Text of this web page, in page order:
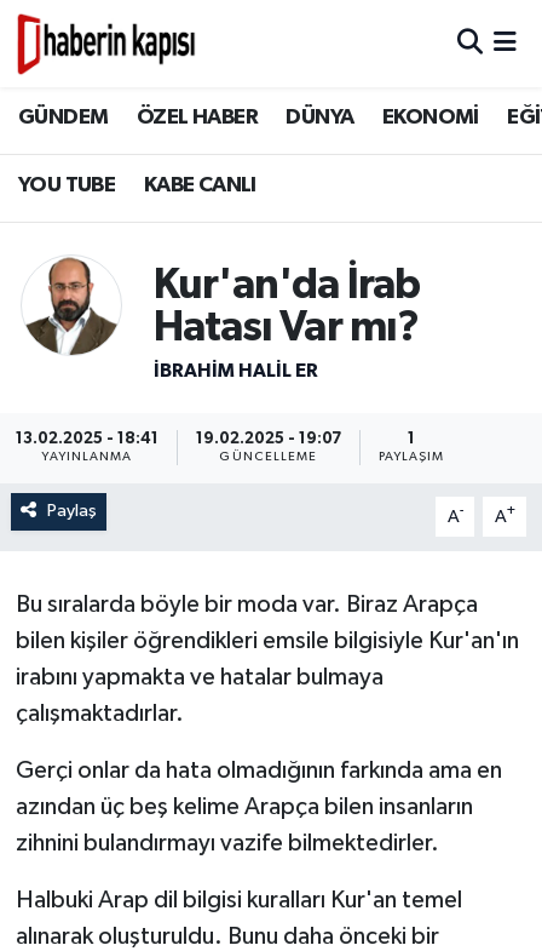
GÜNDEM ÖZEL HABER DÜNYA EKONOMİ
YOU TUBE KABE CANLI
Kur'an'da İrab
Hatası Var mı?
İBRAHIM HALIL ER
13.02.2025 - 18:41
YAYINLANMA
19.02.2025 - 19:07
GÜNCELLEME PAYLAŞIM
Paylaş A- A+
Bu sıralarda böyle bir moda var. Biraz Arapça
bilen kişiler öğrendikleri emsile bilgisiyle Kur'an'ın
irabını yapmakta ve hatalar bulmaya
çalışmaktadırlar.
Gerçi onlar da hata olmadığının farkında ama en
azından üç beş kelime Arapça bilen insanların
zihnini bulandırmayı vazife bilmektedirler.
Halbuki Arap dil bilgisi kuralları Kur'an temel
alınarak oluşturuldu. Bunu daha önceki bir
DÜNYA
EKONOMİ
GÜNDEM
İSLAM VE KÜLTÜR
KADIN AİLE
SAĞLIK
SPOR
TARİH
TASAVVUF
YAŞAM VE ÇEVRE
ÖZEL HABER
EKONOMİ
EĞİTİM
İSLAM VE KÜLTÜR
Trafik Durumu
Tüm Manşetler
Son Dakika Haberleri